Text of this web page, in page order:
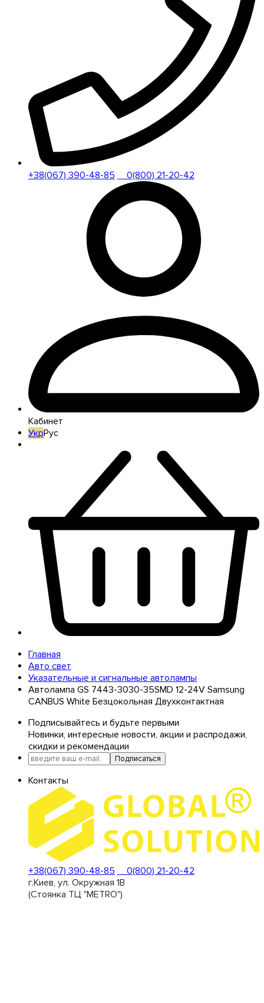
+38(067) 390-48-85 0(800) 21-20-42
Кабинет
УкрРус
Главная
Авто свет
Указательные и сигнальные автолампы
Автолампа GS 7443-3030-35SMD 12-24V Samsung
CANBUS White Безцокольная Двухконтактная
Подписывайтесь и будьте первыми
Новинки, интересные новости, акции и распродажи,
скидки и рекомендации
Подписаться
Контакты
+38(067) 390-48-85
0(800) 21-20-42
г.Киев, ул. Окружная 1В
(Стоянка ТЦ "METRO")